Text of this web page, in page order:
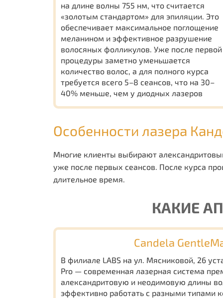
на длине волны 755 нм, что считается
«золотым стандартом» для эпиляции. Это
обеспечивает максимальное поглощение
меланином и эффективное разрушение
волосяных фолликулов. Уже после первой
процедуры заметно уменьшается
количество волос, а для полного курса
требуется всего 5–8 сеансов, что на 30–
40% меньше, чем у диодных лазеров
Особенности лазера
Многие клиенты выбирают
уже после первых сеансов. После курса
длительное время.
КАКИЕ
Candela
В филиале LABS на ул. Мясниковой, 26
Pro — современная лазерная система
александритовую и неодимовую длины
эффективно работать с разными типами